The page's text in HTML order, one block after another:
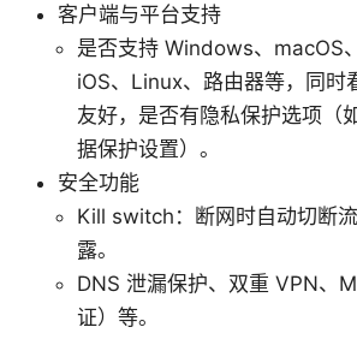
客户端与平台支持
是否支持 Windows、macOS
iOS、Linux、路由器等，同时
友好，是否有隐私保护选项（
据保护设置）。
安全功能
Kill switch：断网时自动切断
露。
DNS 泄漏保护、双重 VPN、
证）等。